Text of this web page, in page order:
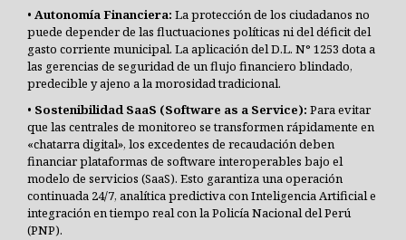
• Autonomía Financiera: La protección de los ciudadanos no
puede depender de las fluctuaciones políticas ni del déficit del
gasto corriente municipal. La aplicación del D.L. N° 1253 dota a
las gerencias de seguridad de un flujo financiero blindado,
predecible y ajeno a la morosidad tradicional.
• Sostenibilidad SaaS (Software as a Service): Para evitar
que las centrales de monitoreo se transformen rápidamente en
«chatarra digital», los excedentes de recaudación deben
financiar plataformas de software interoperables bajo el
modelo de servicios (SaaS). Esto garantiza una operación
continuada 24/7, analítica predictiva con Inteligencia Artificial e
integración en tiempo real con la Policía Nacional del Perú
(PNP).